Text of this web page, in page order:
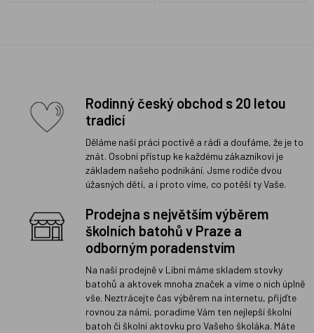
Rodinný český obchod s 20 letou
tradicí
Děláme naši práci poctivě a rádi a doufáme, že je to
znát. Osobní přístup ke každému zákazníkovi je
základem našeho podnikání. Jsme rodiče dvou
úžasných dětí, a i proto víme, co potěší ty Vaše.
Prodejna s největším výběrem
školních batohů v Praze a
odborným poradenstvím
Na naší prodejně v Libni máme skladem stovky
batohů a aktovek mnoha značek a víme o nich úplně
vše. Neztrácejte čas výběrem na internetu, přijďte
rovnou za námi, poradíme Vám ten nejlepší školní
batoh či školní aktovku pro Vašeho školáka. Máte